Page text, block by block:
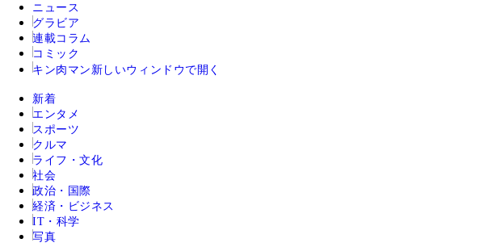
ニュース
グラビア
連載コラム
コミック
キン肉マン 新しいウィンドウで開く
新着
エンタメ
スポーツ
クルマ
ライフ・文化
社会
政治・国際
経済・ビジネス
IT・科学
写真